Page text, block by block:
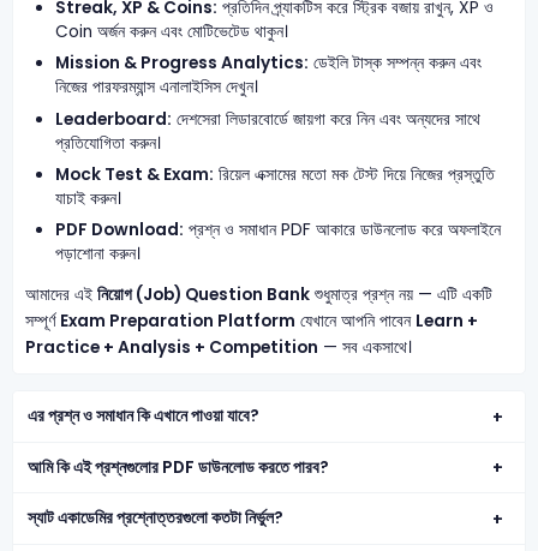
Streak, XP & Coins: প্রতিদিন প্র্যাকটিস করে স্ট্রিক বজায় রাখুন, XP ও
Coin অর্জন করুন এবং মোটিভেটেড থাকুন।
Mission & Progress Analytics: ডেইলি টাস্ক সম্পন্ন করুন এবং
নিজের পারফরম্যান্স এনালাইসিস দেখুন।
Leaderboard: দেশসেরা লিডারবোর্ডে জায়গা করে নিন এবং অন্যদের সাথে
প্রতিযোগিতা করুন।
Mock Test & Exam: রিয়েল এক্সামের মতো মক টেস্ট দিয়ে নিজের প্রস্তুতি
যাচাই করুন।
PDF Download: প্রশ্ন ও সমাধান PDF আকারে ডাউনলোড করে অফলাইনে
পড়াশোনা করুন।
আমাদের এই নিয়োগ (Job) Question Bankশুধুমাত্র প্রশ্ন নয় — এটি একটি
সম্পূর্ণ Exam Preparation Platform যেখানে আপনি পাবেন Learn +
Practice + Analysis + Competition — সব একসাথে।
এর প্রশ্ন ও সমাধান কি এখানে পাওয়া যাবে?
আমি কি এই প্রশ্নগুলোর PDF ডাউনলোড করতে পারব?
স্যাট একাডেমির প্রশ্নোত্তরগুলো কতটা নির্ভুল?